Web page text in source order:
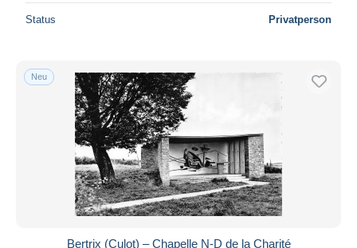
Status Privatperson
Neu
Bertrix (Culot) – Chapelle N-D de la Charité